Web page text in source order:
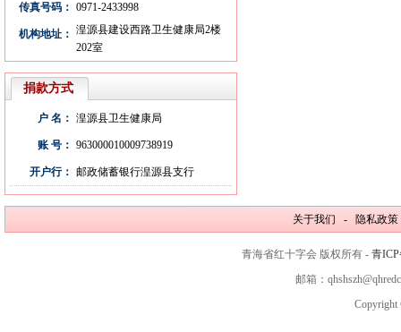
传真号码： 0971-2433998
机构地址： 湟源县建设西路卫生健康局2楼
202室
捐款方式
户 名： 湟源县卫生健康局
账 号： 963000010009738919
开户行： 邮政储蓄银行湟源县支行
关于我们 - 隐私政
青海省红十字会 版权所有 - 青ICP
邮箱：
Copyright